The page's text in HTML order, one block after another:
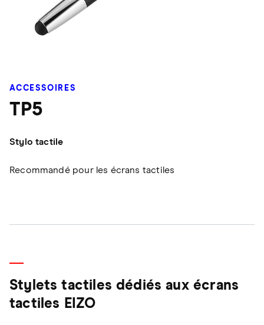
ACCESSOIRES
TP5
Stylo tactile
Recommandé pour les écrans tactiles
Stylets tactiles dédiés aux écrans
tactiles EIZO